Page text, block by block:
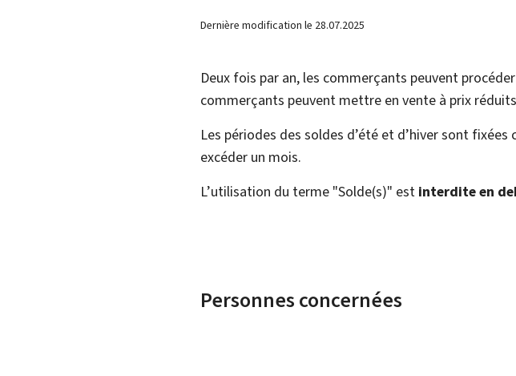
Dernière modification le 28.07.2025
Deux fois par an, les commerçants peuvent
commerçants peuvent mettre en vente à prix
Les périodes des soldes d’été et d’hiver sont
excéder un mois.
L’utilisation du terme "Solde(s)" est interdite en
Personnes concernées